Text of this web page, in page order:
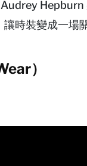
時裝變成一場
）